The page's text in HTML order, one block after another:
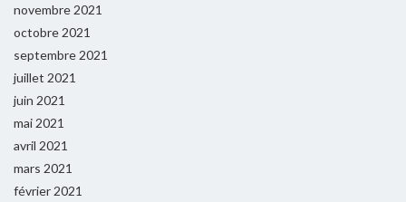
novembre 2021
octobre 2021
septembre 2021
juillet 2021
juin 2021
mai 2021
avril 2021
mars 2021
février 2021